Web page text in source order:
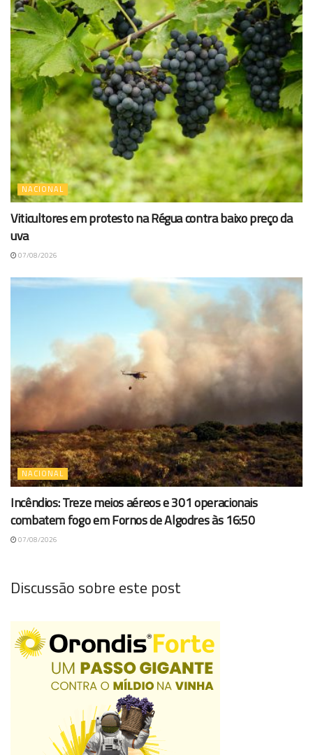
NACIONAL
Viticultores em protesto na Régua contra baixo preço da
uva
07/08/2026
NACIONAL
Incêndios: Treze meios aéreos e 301 operacionais
combatem fogo em Fornos de Algodres às 16:50
07/08/2026
Discussão sobre este post